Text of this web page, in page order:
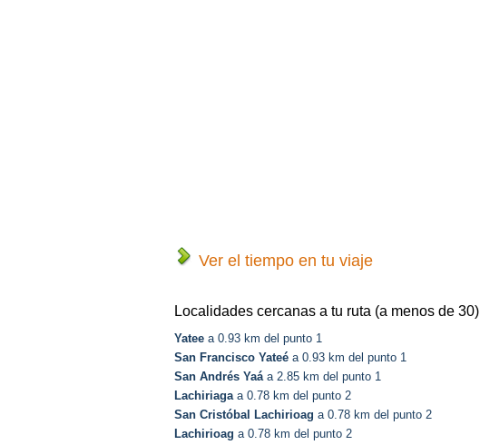
Ver el tiempo en tu viaje
Localidades cercanas a tu ruta (a menos de 30)
Yatee a 0.93 km del punto 1
San Francisco Yateé a 0.93 km del punto 1
San Andrés Yaáa 2.85 km del punto 1
Lachiriagaa 0.78 km del punto 2
San Cristóbal Lachirioag a 0.78 km del punto 2
Lachirioag a 0.78 km del punto 2